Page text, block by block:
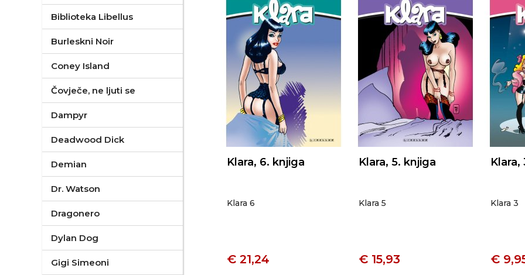
Biblioteka Libellus
Burleskni Noir
Coney Island
Čovječe, ne ljuti se
Dampyr
Deadwood Dick
Demian
Dr. Watson
Dragonero
Dylan Dog
Gigi Simeoni
Klara, 6. knjiga
Klara 6
€ 21,24
Klara, 5. knjiga
Klara 5
€ 15,93
Klara,
Klara 3
€